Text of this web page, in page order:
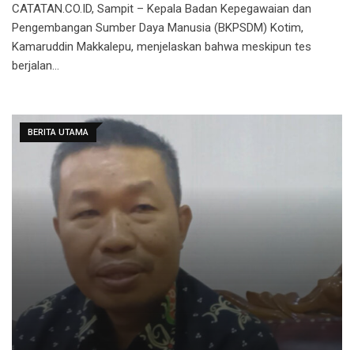
CATATAN.CO.ID, Sampit – Kepala Badan Kepegawaian dan
Pengembangan Sumber Daya Manusia (BKPSDM) Kotim,
Kamaruddin Makkalepu, menjelaskan bahwa meskipun tes
berjalan…
BERITA UTAMA